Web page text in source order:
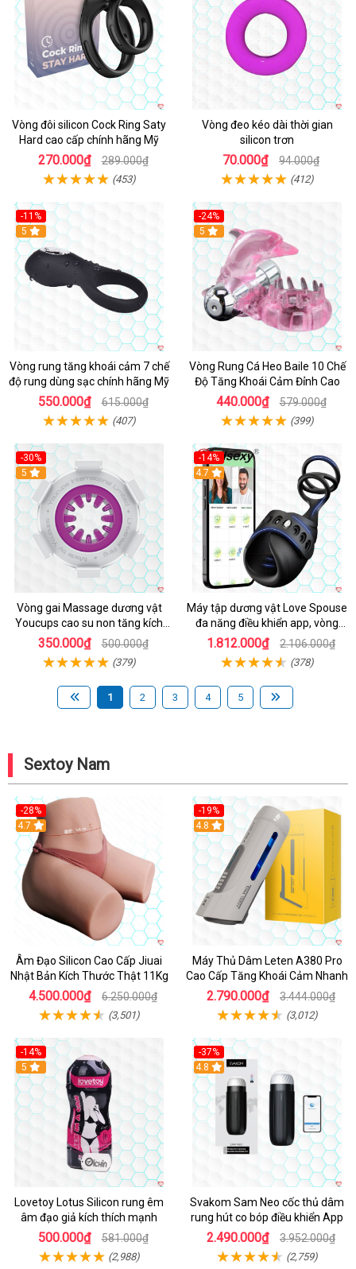
Vòng đôi silicon Cock Ring Saty
Hard cao cấp chính hãng Mỹ
270.000₫ 289.000₫
(453)
Vòng đeo kéo dài thời gian
silicon trơn
70.000₫ 94.000₫
(412)
-11%
5
Vòng rung tăng khoái cảm 7 chế
độ rung dùng sạc chính hãng Mỹ
550.000₫ 615.000₫
(407)
-24%
5
Vòng Rung Cá Heo Baile 10 Chế
Độ Tăng Khoái Cảm Đỉnh Cao
440.000₫ 579.000₫
(399)
-30%
5
Vòng gai Massage dương vật
Youcups cao su non tăng kích
thước
350.000₫ 500.000₫
(379)
-14%
4.7
Máy tập dương vật Love Spouse
đa năng điều khiển app, vòng
đeo siêu tiện
1.812.000₫ 2.106.000₫
(378)
1 2 3 4 5
Sextoy Nam
-28%
4.7
Âm Đạo Silicon Cao Cấp Jiuai
Nhật Bản Kích Thước Thật 11Kg
4.500.000₫ 6.250.000₫
(3,501)
-19%
Hot
4.8
Máy Thủ Dâm Leten A380 Pro
Cao Cấp Tăng Khoái Cảm Nhanh
2.790.000₫ 3.444.000₫
(3,012)
-14%
Hot
5
Lovetoy Lotus Silicon rung êm
âm đạo giả kích thích mạnh
500.000₫ 581.000₫
(2,988)
-37%
4.8
Svakom Sam Neo cốc thủ dâm
rung hút co bóp điều khiển App
2.490.000₫ 3.952.000₫
(2,759)